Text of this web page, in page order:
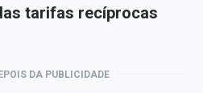
tarifas recíprocas
DA PUBLICIDADE